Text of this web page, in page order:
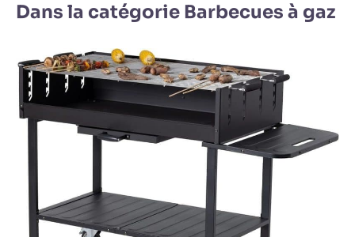
Dans la catégorie Barbecues à gaz